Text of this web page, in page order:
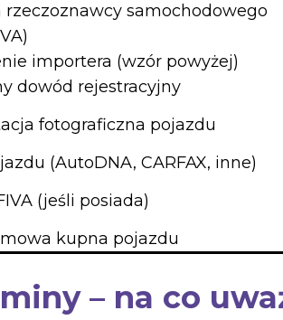
rzeczoznawcy samochodowego
importera (wzór powyżej)
dowód rejestracyjny
fotograficzna pojazdu
(AutoDNA, CARFAX, inne)
(jeśli posiada)
kupna pojazdu
– na co